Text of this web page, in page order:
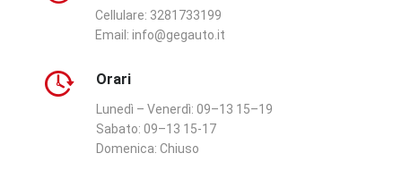
Cellulare: 3281733199
Email: info@gegauto.it
Orari
Lunedì – Venerdì: 09–13 15–19
Sabato: 09–13 15-17
Domenica: Chiuso